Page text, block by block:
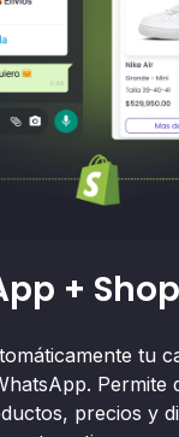
+
tu
Permite
precios y